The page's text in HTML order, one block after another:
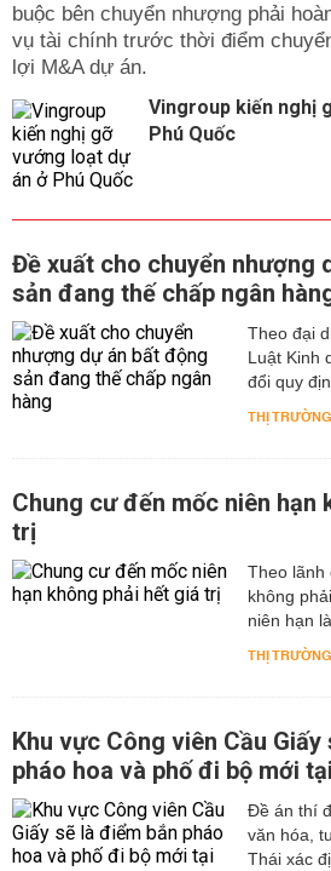
buộc bên chuyển nhượng phải
vụ tài chính trước thời điểm
lợi M&A dự án.
Vingroup kiến nghị
Phú Quốc
Đề xuất cho chuyển nhượng
sản đang thế chấp ngân
Theo đại
Luật Kinh
đổi quy
THỊ TRƯỜNG
Chung cư đến mốc niên hạn
trị
Theo lãnh
không
niên hạn
THỊ TRƯỜNG
Khu vực Công viên Cầu
pháo hoa và phố đi bộ mới
Đề án thí
văn hóa,
Thái xác